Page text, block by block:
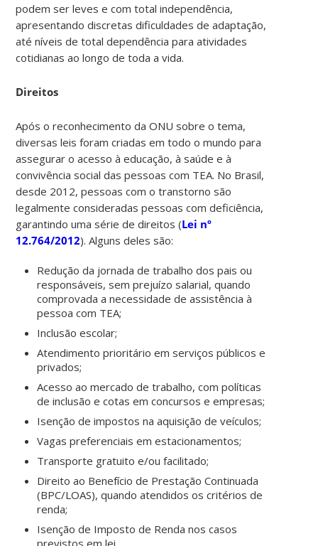
podem ser leves e com total independência,
apresentando discretas dificuldades de adaptação,
até níveis de total dependência para atividades
cotidianas ao longo de toda a vida.
Direitos
Após o reconhecimento da ONU sobre o tema,
diversas leis foram criadas em todo o mundo para
assegurar o acesso à educação, à saúde e à
convivência social das pessoas com TEA. No Brasil,
desde 2012, pessoas com o transtorno são
legalmente consideradas pessoas com deficiência,
garantindo uma série de direitos (Lei nº
12.764/2012). Alguns deles são:
Redução da jornada de trabalho dos pais ou
responsáveis, sem prejuízo salarial, quando
comprovada a necessidade de assistência à
pessoa com TEA;
Inclusão escolar;
Atendimento prioritário em serviços públicos e
privados;
Acesso ao mercado de trabalho, com políticas
de inclusão e cotas em concursos e empresas;
Isenção de impostos na aquisição de veículos;
Vagas preferenciais em estacionamentos;
Transporte gratuito e/ou facilitado;
Direito ao Benefício de Prestação Continuada
(BPC/LOAS), quando atendidos os critérios de
renda;
Isenção de Imposto de Renda nos casos
previstos em lei.